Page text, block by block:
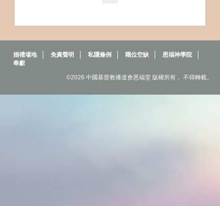
婚禮場地 免責聲明 私隱條例 職位空缺
恩福神學院
奉獻
©2026 中國基督教播道會恩福堂 版權所有， 不得轉載。